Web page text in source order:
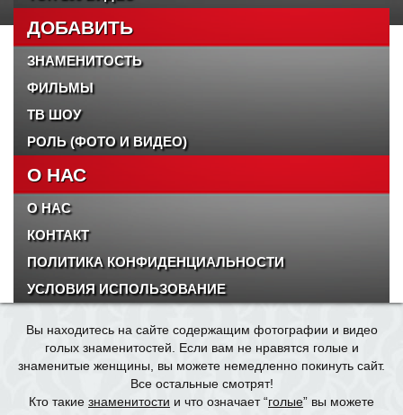
ДОБАВИТЬ
ЗНАМЕНИТОСТЬ
ФИЛЬМЫ
ТВ ШОУ
РОЛЬ (ФОТО И ВИДЕО)
О НАС
О НАС
КОНТАКТ
ПОЛИТИКА КОНФИДЕНЦИАЛЬНОСТИ
УСЛОВИЯ ИСПОЛЬЗОВАНИЕ
Вы находитесь на сайте содержащим фотографии и видео
голых знаменитостей. Если вам не нравятся голые и
знаменитые женщины, вы можете немедленно покинуть сайт.
Все остальные смотрят!
Кто такие знаменитости и что означает “голые” вы можете